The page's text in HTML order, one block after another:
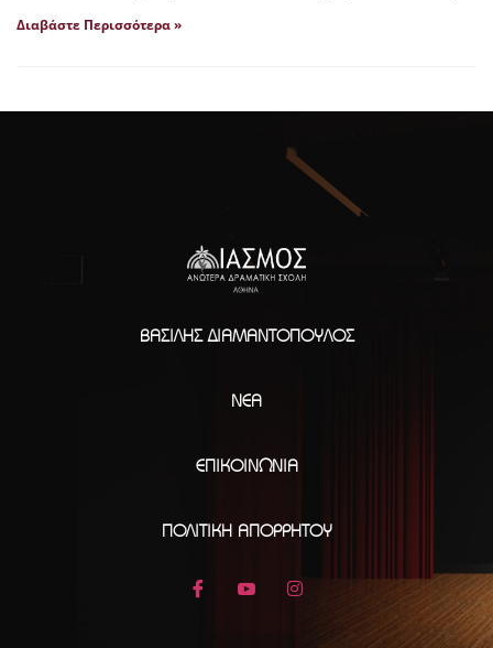
Διαβάστε Περισσότερα »
ΒΑΣΊΛΗΣ ΔΙΑΜΑΝΤΌΠΟΥΛΟΣ
ΝΈΑ
ΕΠΙΚΟΙΝΩΝΊΑ
ΠΟΛΙΤΙΚΉ ΑΠΟΡΡΉΤΟΥ